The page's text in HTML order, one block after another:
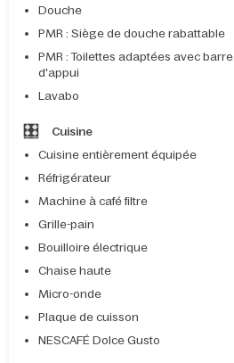
Douche
PMR : Siège de douche rabattable
PMR : Toilettes adaptées avec barre
d'appui
Lavabo
Cuisine
Cuisine entièrement équipée
Réfrigérateur
Machine à café filtre
Grille-pain
Bouilloire électrique
Chaise haute
Micro-onde
Plaque de cuisson
NESCAFÉ Dolce Gusto